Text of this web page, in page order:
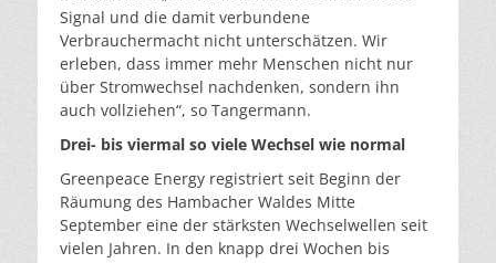
Signal und die damit verbundene
Verbrauchermacht nicht unterschätzen. Wir
erleben, dass immer mehr Menschen nicht nur
über Stromwechsel nachdenken, sondern ihn
auch vollziehen“, so Tangermann.
Drei- bis viermal so viele Wechsel wie normal
Greenpeace Energy registriert seit Beginn der
Räumung des Hambacher Waldes Mitte
September eine der stärksten Wechselwellen seit
vielen Jahren. In den knapp drei Wochen bis